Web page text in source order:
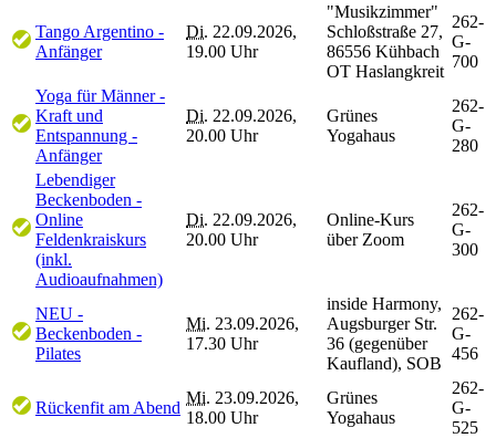
Tango Argentino -
Anfänger
Di. 22.09.2026,
19.00 Uhr
"Musikzimmer"
Schloßstraße 27,
86556 Kühbach
OT Haslangkreit
262-
G-
700
Yoga für Männer -
Kraft und
Entspannung -
Anfänger
Di. 22.09.2026,
20.00 Uhr
Grünes
Yogahaus
262-
G-
280
Lebendiger
Beckenboden -
Online
Feldenkraiskurs
(inkl.
Audioaufnahmen)
Di. 22.09.2026,
20.00 Uhr
Online-Kurs
über Zoom
262-
G-
300
NEU -
Beckenboden -
Pilates
Mi. 23.09.2026,
17.30 Uhr
inside Harmony,
Augsburger Str.
36 (gegenüber
Kaufland), SOB
262-
G-
456
Rückenfit am Abend
Mi. 23.09.2026,
18.00 Uhr
Grünes
Yogahaus
262-
G-
525